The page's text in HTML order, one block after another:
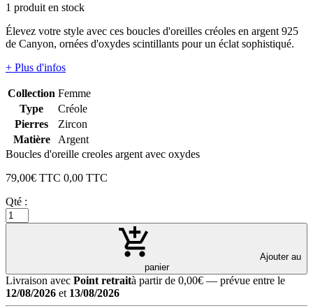
1 produit en stock
Élevez votre style avec ces boucles d'oreilles créoles en argent 925
de Canyon, ornées d'oxydes scintillants pour un éclat sophistiqué.
+ Plus d'infos
Collection Femme
Type
Créole
Pierres
Zircon
Matière
Argent
Boucles d'oreille creoles argent avec oxydes
79,00€ TTC 0,00 TTC
Qté :
Ajouter au
panier
Livraison avec Point retraità partir de 0,00€ — prévue entre le
12/08/2026 et 13/08/2026